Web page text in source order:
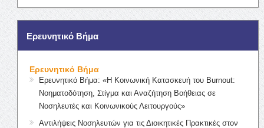
Ερευνητικό Βήμα
Ερευνητικό Βήμα
Ερευνητικό Βήμα: «Η Κοινωνική Κατασκευή του Burnout:
Νοηματοδότηση, Στίγμα και Αναζήτηση Βοήθειας σε
Νοσηλευτές και Κοινωνικούς Λειτουργούς»
Αντιλήψεις Νοσηλευτών για τις Διοικητικές Πρακτικές στον